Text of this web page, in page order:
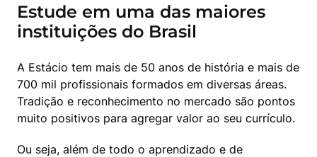
Estude em uma das maiores
instituições do Brasil
A Estácio tem mais de 50 anos de história e mais de
700 mil profissionais formados em diversas áreas.
Tradição e reconhecimento no mercado são pontos
muito positivos para agregar valor ao seu currículo.
Ou seja, além de todo o aprendizado e de